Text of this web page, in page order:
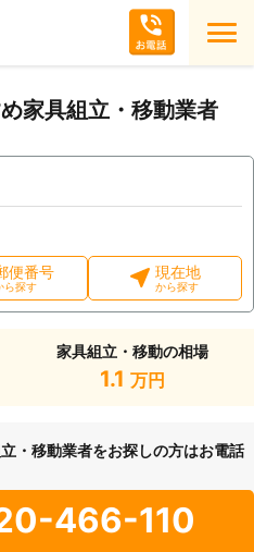
家具組立・移動業者
便番号
ら探す
現在地
から探す
家具組立・移動の相場
1.1 万円
・移動業者をお探しの方はお電話
466-110